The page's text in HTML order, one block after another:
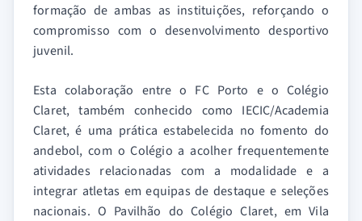
formação de ambas as instituições, reforçando o
compromisso com o desenvolvimento desportivo
juvenil.
Esta colaboração entre o FC Porto e o Colégio
Claret, também conhecido como IECIC/Academia
Claret, é uma prática estabelecida no fomento do
andebol, com o Colégio a acolher frequentemente
atividades relacionadas com a modalidade e a
integrar atletas em equipas de destaque e seleções
nacionais. O Pavilhão do Colégio Claret, em Vila